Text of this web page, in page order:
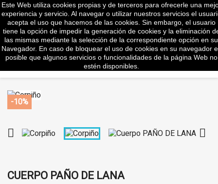
 (0)

search
-10%
 
CUERPO PAÑO DE LANA
Este Web utiliza cookies propias y de terceros para ofrecerle una
experiencia y servicio. Al navegar o utilizar nuestros servicios el
acepta el uso que hacemos de las cookies. Sin embargo, el usuario
tiene la opción de impedir la generación de cookies y la eliminación
las mismas mediante la selección de la correspondiente opción en su
Navegador. En caso de bloquear el uso de cookies en su navegador
posible que algunos servicios o funcionalidades de la página Web no
estén disponibles.